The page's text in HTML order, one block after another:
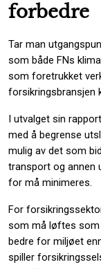
forbedre
Tar man
som både FNs
som foretrukket
forsikringsbransjen
I utvalget sin
med å begrense
mulig av det som
transport og annen
for må minimeres.
For
som må løftes som
bedre for miljøet
spiller